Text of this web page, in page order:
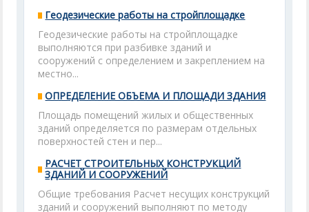
Геодезические работы на стройплощадке
Геодезические работы на стройплощадке
выполняются при разбивке зданий и
сооружений с определением и закреплением на
местно...
ОПРЕДЕЛЕНИЕ ОБЪЕМА И ПЛОЩАДИ ЗДАНИЯ
Площадь помещений жилых и общественных
зданий определяется по размерам отдельных
поверхностей стен и пер...
РАСЧЕТ СТРОИТЕЛЬНЫХ КОНСТРУКЦИЙ
ЗДАНИЙ И СООРУЖЕНИЙ
Общие требования Расчет несущих конструкций
зданий и сооружений выполняют по методу